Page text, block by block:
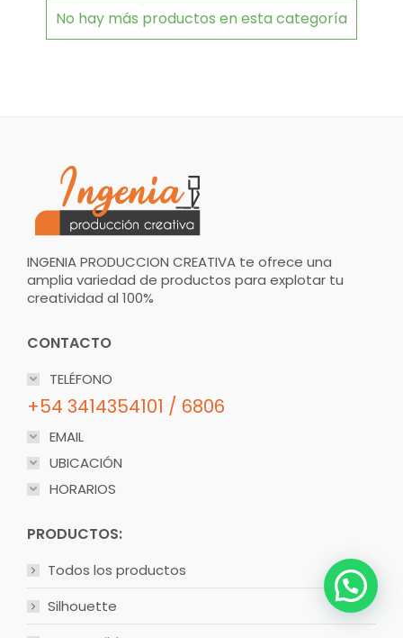
No hay más productos en esta categoría
INGENIA PRODUCCION CREATIVA te ofrece una
amplia variedad de productos para explotar tu
creatividad al 100%
CONTACTO
TELÉFONO
+54 3414354101 / 6806
EMAIL
UBICACIÓN
HORARIOS
PRODUCTOS:
Todos los productos
Silhouette